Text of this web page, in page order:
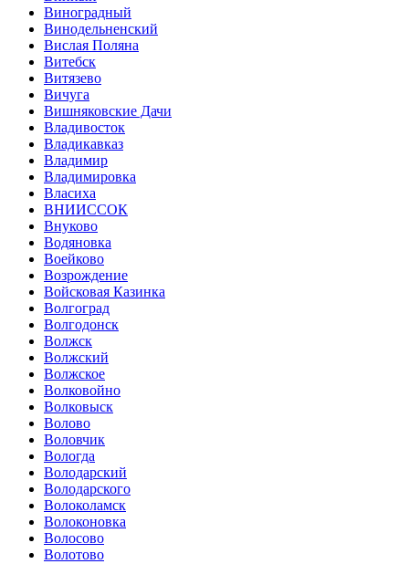
Виноградный
Винодельненский
Вислая Поляна
Витебск
Витязево
Вичуга
Вишняковские Дачи
Владивосток
Владикавказ
Владимир
Владимировка
Власиха
ВНИИССОК
Внуково
Водяновка
Воейково
Возрождение
Войсковая Казинка
Волгоград
Волгодонск
Волжск
Волжский
Волжское
Волковойно
Волковыск
Волово
Воловчик
Вологда
Володарский
Володарского
Волоколамск
Волоконовка
Волосово
Волотово